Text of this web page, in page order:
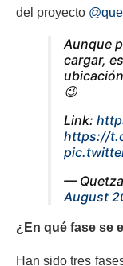
del proyecto
Aunque
cargar,
😉
Link:
https://
—
August
¿En qué fase se
Han sido tres